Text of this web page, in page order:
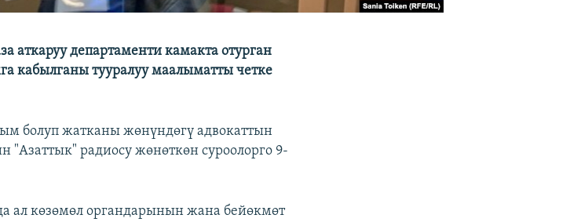
аткаруу департаменти камакта отурган
кабылганы тууралуу маалыматты четке
болуп жатканы жөнүндөгү адвокаттын
"Азаттык" радиосу жөнөткөн суроолорго 9-
ал көзөмөл органдарынын жана бейөкмөт